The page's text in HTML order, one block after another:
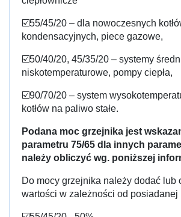
☑️55/45/20 – dla nowoczesnych
kondensacyjnych, piece gazowe,
☑️50/40/20, 45/35/20 – systemy
niskotemperaturowe, pompy ciepła,
☑️90/70/20 – system
kotłów na paliwo stałe.
Podana moc grzejnika jest
parametru 75/65 dla innych
należy obliczyć wg. poniższej
Do mocy grzejnika należy dodać lub
wartości w zależności od posiadanej